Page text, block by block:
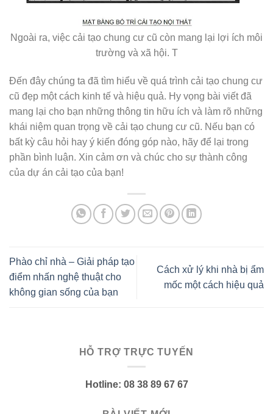
Ngoài ra, việc cải tạo chung cư cũ còn mang lại lợi ích môi
trường và xã hội. T
Đến đây chúng ta đã tìm hiểu về quá trình cải tạo chung cư
cũ đẹp một cách kinh tế và hiệu quả. Hy vọng bài viết đã
mang lại cho bạn những thông tin hữu ích và làm rõ những
khái niệm quan trọng về cải tạo chung cư cũ. Nếu bạn có
bất kỳ câu hỏi hay ý kiến đóng góp nào, hãy để lại trong
phần bình luận. Xin cảm ơn và chúc cho sự thành công
của dự án cải tạo của bạn!
Phào chỉ nhà – Giải pháp tạo
điểm nhấn nghệ thuật cho
không gian sống của bạn
Cách xử lý khi nhà bị ẩm
mốc một cách hiệu quả
HỖ TRỢ TRỰC TUYẾN
Hotline: 08 38 89 67 67